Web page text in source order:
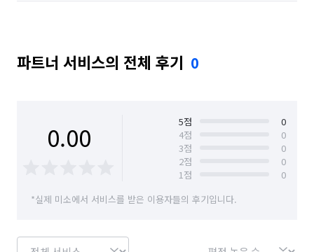
파트너 서비스의 전체 후기 0
0.00 5점
0
4점
0
3점
0
2점
0
1점
0
*실제 미소에서 서비스를 받은 이용자들의 후기입니다.